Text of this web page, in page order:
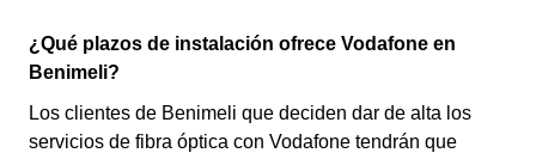
¿Qué plazos de instalación ofrece Vodafone en
Benimeli?
Los clientes de Benimeli que deciden dar de alta los
servicios de fibra óptica con Vodafone tendrán que